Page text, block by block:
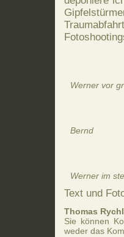
Werner vor
Bernd
Werner im
Text und
Thomas
Sie können
weder das